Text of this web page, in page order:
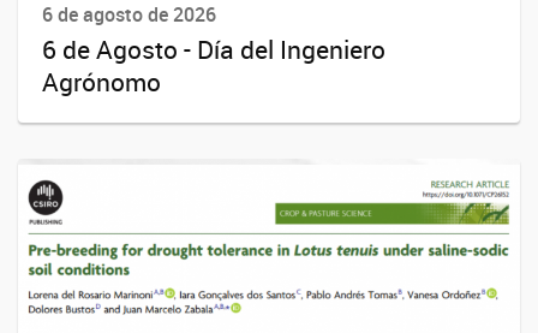
6 de agosto de 2026
6 de Agosto - Día del Ingeniero
Agrónomo